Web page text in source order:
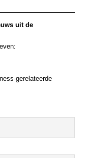
uit de
gerelateerde